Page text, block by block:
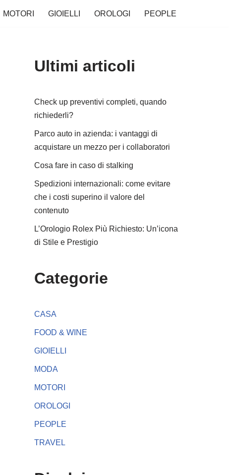
MOTORI GIOIELLI OROLOGI PEOPLE
Ultimi articoli
Check up preventivi completi, quando
richiederli?
Parco auto in azienda: i vantaggi di
acquistare un mezzo per i collaboratori
Cosa fare in caso di stalking
Spedizioni internazionali: come evitare
che i costi superino il valore del
contenuto
L’Orologio Rolex Più Richiesto: Un’icona
di Stile e Prestigio
Categorie
CASA
FOOD & WINE
GIOIELLI
MODA
MOTORI
OROLOGI
PEOPLE
TRAVEL